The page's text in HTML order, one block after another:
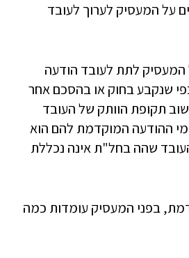
על המעסיק לערוך לעובד
לתת לעובד הודעה
שנקבע בחוק או בהסכם אחר
תקופת הוותק של העובד
ההודעה המוקדמת להם הוא
שהה בחל"ת אינה נכללת
בפני המעסיק עומדות כמה